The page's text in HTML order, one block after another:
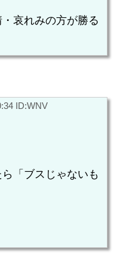
哀れみの方が勝る
ID:WNV
「ブスじゃないも